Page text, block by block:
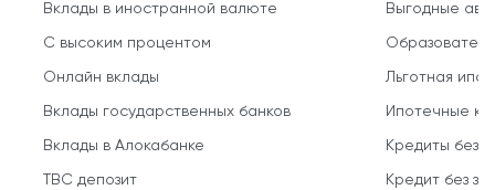
Вклады в иностранной валюте
С высоким процентом
Онлайн вклады
Вклады государственных банков
Вклады в Алокабанке
TBC депозит
Выгодные
Льготная
Ипотечные
Кредиты без
Кредит без